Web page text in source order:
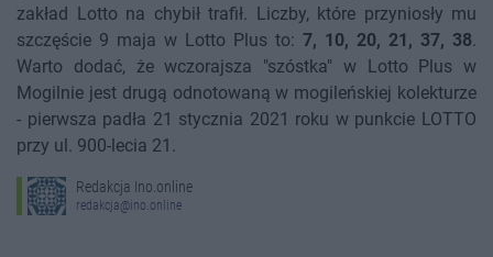
zakład Lotto na chybił trafił. Liczby, które przyniosły mu
szczęście 9 maja w Lotto Plus to: 7, 10, 20, 21, 37, 38.
Warto dodać, że wczorajsza "szóstka" w Lotto Plus w
Mogilnie jest drugą odnotowaną w mogileńskiej kolekturze
- pierwsza padła 21 stycznia 2021 roku w punkcie LOTTO
przy ul. 900-lecia 21.
Redakcja Ino.online
redakcja@ino.online